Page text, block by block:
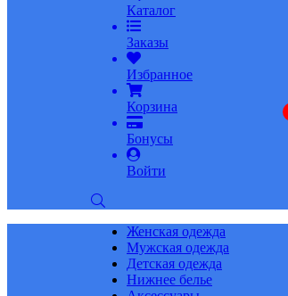
Каталог
Заказы
Избранное
Корзина
Бонусы
Войти
Женская одежда
Мужская одежда
Детская одежда
Нижнее белье